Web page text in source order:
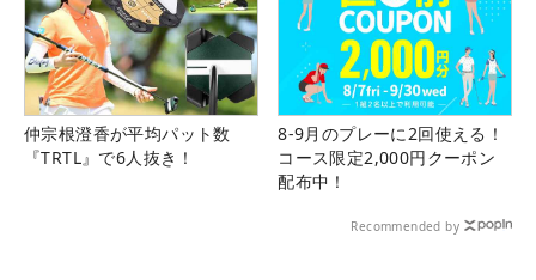
仲宗根澄香が平均パット数
『TRTL』で6人抜き！
8-9月のプレーに2回使える！
コース限定2,000円クーポン
配布中！
Recommended by